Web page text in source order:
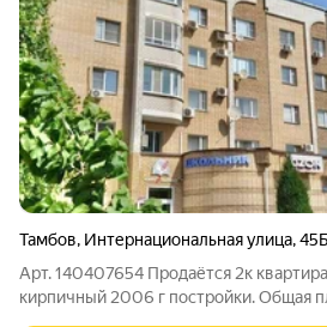
Тамбов, Интернациональная улица,45Б
Арт. 140407654 Продаётся 2к
кирпичный 2006 г постройки. Общая